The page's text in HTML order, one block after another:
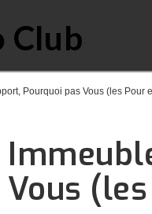
Pourquoi pas Vous (les Pour